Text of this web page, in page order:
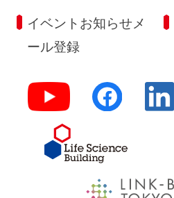
イベントお知らせメ
ール登録